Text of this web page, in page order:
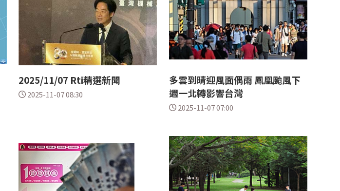
2025/11/07 Rti精選新聞
2025-11-07 08:30
多雲到晴迎風面偶雨 鳳凰颱風下
週一北轉影響台灣
2025-11-07 07:00